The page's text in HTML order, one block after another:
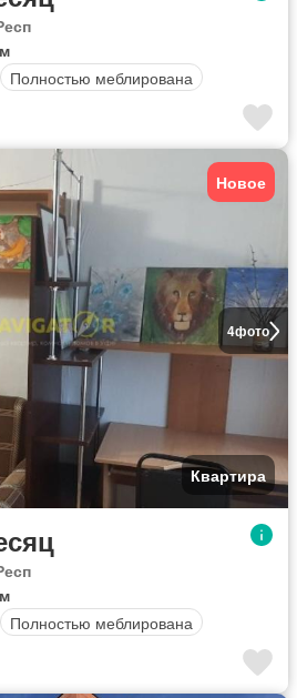
Полностью меблирована
4фото
Новое
Квартира
Полностью меблирована